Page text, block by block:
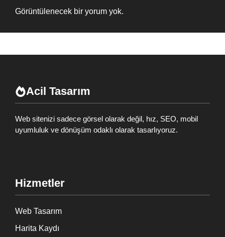
Görüntülenecek bir yorum yok.
Acil Tasarım
Web sitenizi sadece görsel olarak değil, hız, SEO, mobil
uyumluluk ve dönüşüm odaklı olarak tasarlıyoruz.
Hizmetler
Web Tasarım
Harita Kaydı